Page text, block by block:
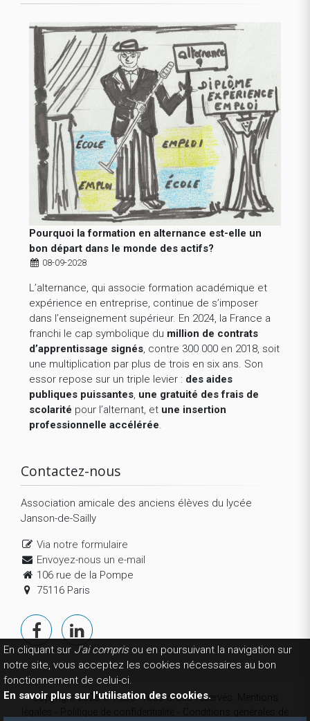
En cliquant sur J'ai comprisou en poursuivant la navigation sur
notre site, vous acceptez les cookies nécessaires au bon
fonctionnement de celui-ci.
En savoir plus sur l'utilisation des cookies.
Pourquoi la formation en alternance est-elle un
bon départ dans le monde des actifs?
08-09-2028
L’alternance, qui associe formation académique et
expérience en entreprise, continue de s’imposer
dans l’enseignement supérieur. En 2024, la France a
franchi le cap symbolique du million de contrats
d’apprentissage signés, contre 300 000 en 2018, soit
une multiplication par plus de trois en six ans. Son
essor repose sur un triple levier : des aides
publiques puissantes, une gratuité des frais de
scolarité pour l’alternant, et une insertion
professionnelle accélérée.
Contactez-nous
Association amicale des anciens élèves du lycée
Janson-de-Sailly
Via notre formulaire
Envoyez-nous un e-mail
106 rue de la Pompe
75116 Paris
Copyright 2026 © AEJS. Tous droits réservés.